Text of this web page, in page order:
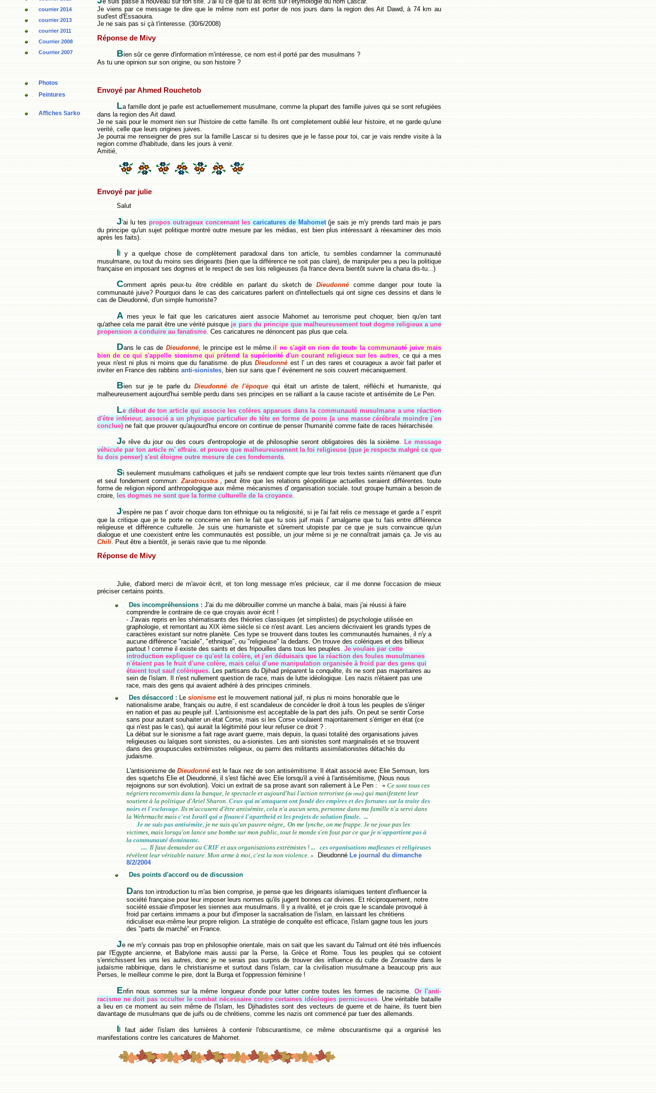
courrier 2014
courrier 2013
courrier 2011
Courrier 2008
Courrier 2007
Photos
Peintures
Affiches Sarko
Je viens par ce message te dire que le même nom est porter de nos jours dans la region des Ait Dawd, à 74 km au
sud'est d'Essaouira.
Je ne sais pas si çà t'interesse. (30/6/2008)
Réponse de Mivy
Bien sûr ce genre d'information m'intéresse, ce nom est-il porté par des musulmans ?
As tu une opinion sur son origine, ou son histoire ?
Envoyé par Ahmed Rouchetob
La famille dont je parle est actuellemement musulmane, comme la plupart des famille juives qui se sont refugiées
dans la region des Ait dawd.
Je ne sais pour le moment rien sur l'histoire de cette famille. Ils ont completement oublié leur histoire, et ne garde qu'une
verité, celle que leurs origines juives.
Je pourrai me renseigner de pres sur la famille Lascar si tu desires que je le fasse pour toi, car je vais rendre visite à la
region comme d'habitude, dans les jours à venir.
Amitié,
Envoyé par julie
Salut
J'ai lu tes propos outrageux concernant les caricatures de Mahomet(je sais je m'y prends tard mais je pars
du principe qu'un sujet politique montré outre mesure par les médias, est bien plus intéressant à réexaminer des mois
après les faits).
I l y a quelque chose de complètement paradoxal dans ton article, tu sembles condamner la communauté
musulmane, ou tout du moins ses dirigeants (bien que la différence ne soit pas claire), de manipuler peu a peu la politique
française en imposant ses dogmes et le respect de ses lois religieuses (la france devra bientôt suivre la charia dis-tu...)
Comment après peux-tu être crédible en parlant du sketch de Dieudonné comme danger pour toute la
communauté juive? Pourquoi dans le cas des caricatures parlent on d'intellectuels qui ont signe ces dessins et dans le
cas de Dieudonné, d'un simple humoriste?
A mes yeux le fait que les caricatures aient associe Mahomet au terrorisme peut choquer, bien qu'en tant
qu'athee cela me parait être une vérité puisque je pars du principe que malheureusement tout dogme religieux a une
propension a conduire au fanatisme . Ces caricatures ne dénoncent pas plus que cela.
Dans le cas de Dieudonné, le principe est le même.il ne s'agit en rien de toute la communauté juive mais
bien de ce qui s'appelle sionisme qui prétend la supériorité d'un courant religieux sur les autres, ce qui a mes
yeux n'est ni plus ni moins que du fanatisme. de plusDieudonné est l' un des rares et courageux a avoir fait parler et
inviter en France des rabbins anti-sionistes , bien sur sans que l' événement ne sois couvert mécaniquement.
Bien sur je te parle duDieudonné de l'époque qui était un artiste de talent, réfléchi et humaniste, qui
malheureusement aujourd'hui semble perdu dans ses principes en se ralliant a la cause raciste et antisémite de Le Pen.
Le début de ton article qui associe les colères apparues dans la communauté musulmane a une réaction
d'être inférieur, associé a un physique particulier de tête en forme de poire (a une masse cérébrale moindre j'en
conclue) ne fait que prouver qu'aujourd'hui encore on continue de penser l'humanité comme faite de races hiérarchisée.
Je rêve du jour ou des cours d'entropologie et de philosophie seront obligatoires dès la sixième.
Le message
véhicule par ton article m' effraie. et prouve que malheureusement la foi religieuse (que je respecte malgré ce que
tu dois penser) s'est éloigne outre mesure de ces fondements
Si seulement musulmans catholiques et juifs se rendaient compte que leur trois textes saints n'émanent que d'un
et seul fondement commun:Zaratroustra, peut être que les relations géopolitique actuelles seraient différentes. toute
forme de religion répond anthropologique aux même mécanismes d' organisation sociale. tout groupe humain a besoin de
croire, les dogmes ne sont que la forme culturelle de la croyance.
J'espère ne pas t' avoir choque dans ton ethnique ou ta religiosité, si je l'ai fait relis ce message et garde a l' esprit
que la critique que je te porte ne concerne en rien le fait que tu sois juif mais l' amalgame que tu fais entre différence
religieuse et différence culturelle. Je suis une humaniste et sûrement utopiste par ce que je suis convaincue qu'un
dialogue et une coexistent entre les communautés est possible, un jour même si je ne connaîtrait jamais ça. Je vis au
Chili . Peut être a bientôt, je serais ravie que tu me réponde.
Réponse de Mivy
Julie, d'abord merci de m'avoir écrit, et ton long message m'es précieux, car il me donne l'occasion de mieux
préciser certains points.
Des incompréhensions : J'ai du me débrouiller comme un manche à balai, mais j'ai réussi à faire
comprendre le contraire de ce que croyais avoir écrit !
- J'avais repris en les shématisants des théories classiques (et simplistes) de psychologie utilisée en
graphologie, et remontant au XIX ième siècle si ce n'est avant. Les anciens décrivaient les grands types de
caractères existant sur notre planète. Ces type se trouvent dans toutes les communautés humaines, il n'y a
aucune différence "raciale", "ethnique", ou "religieuse" la dedans. On trouve des colériques et des billieux
partout ! comme il existe des saints et des fripouilles dans tous les peuples. Je voulais par cette
introduction expliquer ce qu'est la colère, et j'en déduisais que la réaction des foules musulmanes
n'étaient pas le fruit d'une colère, mais celui d'une manipulation organisée à froid par des gens qui
étaient tout sauf colèriques. Les partisans du Djihad préparent la conquête, ils ne sont pas majoritaires au
sein de l'islam. Il n'est nullement question de race, mais de lutte idéologique. Les nazis n'étaient pas une
race, mais des gens qui avaient adhéré à des principes criminels.
Des désaccord :
Le sionisme est le mouvement national juif, ni plus ni moins honorable que le
nationalisme arabe, français ou autre, il est scandaleux de concéder le droit à tous les peuples de s'ériger
en nation et pas au peuple juif. L'antisionisme est acceptable de la part des juifs. On peut se sentir Corse
sans pour autant souhaiter un état Corse, mais si les Corse voulaient majoritairement s'érriger en état (ce
qui n'est pas le cas), qui aurait la légitimité pour leur refuser ce droit ? .
La débat sur le sionisme a fait rage avant guerre, mais depuis, la quasi totalité des organisations juives
religieuses ou laïques sont sionistes, ou a-sionistes. Les anti sionistes sont marginalisés et se trouvent
dans des groupuscules extrèmistes religieux, ou parmi des militants assimilationistes détachés du
judaisme.
L'antisionisme de Dieudonné est le faux nez de son antisémitisme. Il était associé avec Elie Semoun, lors
des squetchs Elie et Dieudonné, il s'est fâché avec Elie lorsqu'il a viré à l'antisémitisme, (Nous nous
rejoignons sur son évolution). Voici un extrait de sa prose avant son raliement à Le Pen :
« Ce sont tous ces
négriers reconvertis dans la banque, le spectacle et aujourd'hui l'action terroriste (de ceux) qui manifestent leur
soutient à la politique d'Ariel Sharon. Ceux qui m'attaquent ont fondé des empires et des fortunes sur la traite des
noirs et l'esclavage. Ils m'accusent d'être antisémite, cela n'a aucun sens, personne dans ma famille n'a servi dans
la Wehrmacht mais c'est Israël qui a financé l'apartheid et les projets de solution finale. ...
Je ne suis pas antisémite , je ne suis qu'un pauvre nègre,. On me lynche, on me frappe. Je ne joue pas les
victimes, mais lorsqu'on lance une bombe sur mon public, tout le monde s'en fout par ce que je n'appartient pas à
la communauté dominante.
.... Il faut demander au CRIF et aux organisations extrémistes ! ... ces organisations mafieuses et religieuses
révèlent leur véritable nature. Mon arme à moi, c'est la non violence. » Dieudonné Le journal du dimanche
8/2/2004
Des points d'accord ou de discussion
Dans ton introduction tu m'as bien comprise, je pense que les dirigeants islamiques tentent d'influencer la
société française pour leur imposer leurs normes qu'ils jugent bonnes car divines. Et réciproquement, notre
société essaie d'imposer les siennes aux musulmans. Il y a rivalité, et je crois que le scandale provoqué à
froid par certains immams a pour but d'imposer la sacralisation de l'islam, en laissant les chrétiens
ridiculiser eux-même leur propre religion. La stratégie de conquête est efficace, l'islam gagne tous les jours
des "parts de marché" en France.
Je ne m'y connais pas trop en philosophie orientale, mais on sait que les savant du Talmud ont été très influencés
par l'Egypte ancienne, et Babylone mais aussi par la Perse, la Grèce et Rome. Tous les peuples qui se cotoient
s'enrichissent les uns les autres, donc je ne serais pas surpris de trouver des influence du culte de Zoroastre dans le
judaïsme rabbinique, dans le christianisme et surtout dans l'islam, car la civilisation musulmane a beaucoup pris aux
Perses, le meilleur comme le pire, dont la Burqa et l'oppression féminine !
Enfin nous sommes sur la même longueur d'onde pour lutter contre toutes les formes de racisme. Or l'anti-
racisme ne doit pas occulter le combat nécessaire contre certaines idéologies pernicieuses. Une véritable bataille
a lieu en ce moment au sein même de l'Islam, les Djihadistes sont des vecteurs de guerre et de haine, ils tuent bien
davantage de musulmans que de juifs ou de chrétiens, comme les nazis ont commencé par tuer des allemands.
I l faut aider l'islam des lumières à contenir l'obscurantisme, ce même obscurantisme qui a organisé les
manifestations contre les caricatures de Mahomet.